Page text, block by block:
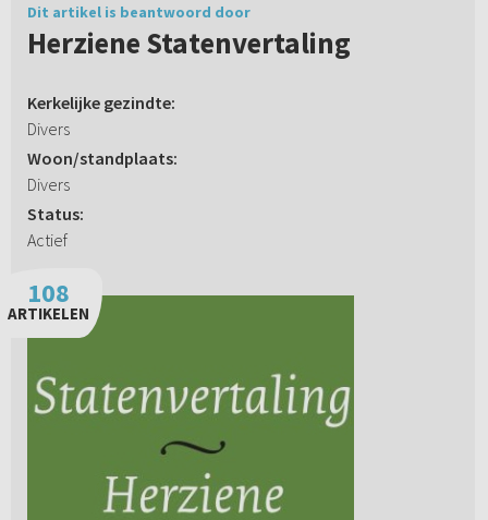
Dit artikel is beantwoord door
Herziene Statenvertaling
Kerkelijke gezindte:
Divers
Woon/standplaats:
Divers
Status:
Actief
108
ARTIKELEN